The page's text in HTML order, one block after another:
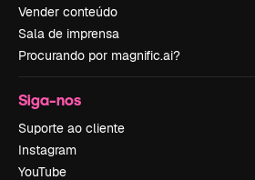
Vender conteúdo
Sala de imprensa
Procurando por magnific.ai?
Siga-nos
Suporte ao cliente
Instagram
YouTube